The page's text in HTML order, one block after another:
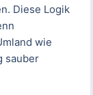
Diese Logik
wie
sauber